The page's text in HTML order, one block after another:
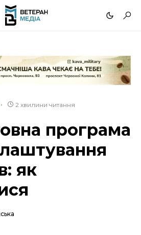
2 хвилини читання
програма
як